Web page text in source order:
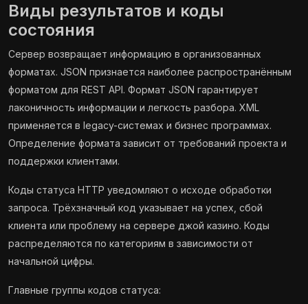
Виды результатов и коды
состояния
Сервер возвращает информацию в организованных
форматах. JSON признается наиболее распространённым
форматом для REST API. Формат JSON гарантирует
лаконичность информации и легкость разбора. XML
применяется в legacy-системах и бизнес программах.
Определение формата зависит от требований проекта и
поддержки клиентами.
Коды статуса HTTP уведомляют о исходе обработки
запроса. Трёхзначный код указывает на успех, сбой
клиента или проблему на сервере джой казино. Коды
распределяются по категориям в зависимости от
начальной цифры.
Главные группы кодов статуса: